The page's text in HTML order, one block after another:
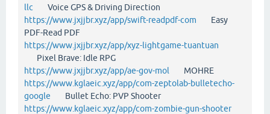
llc Voice GPS & Driving Direction
https://www.jxjjbr.xyz/app/swift-readpdf-com Easy
PDF-Read PDF
https://www.jxjjbr.xyz/app/xyz-lightgame-tuantuan
Pixel Brave: Idle RPG
https://www.jxjjbr.xyz/app/ae-gov-mol MOHRE
https://www.kglaeic.xyz/app/com-zeptolab-bulletecho-
google Bullet Echo: PVP Shooter
https://www.kglaeic.xyz/app/com-zombie-gun-shooter